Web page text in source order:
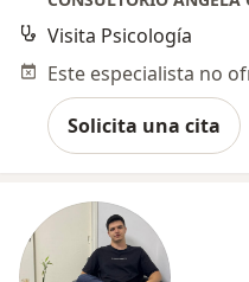
Visita Psicología
Solicita una cita